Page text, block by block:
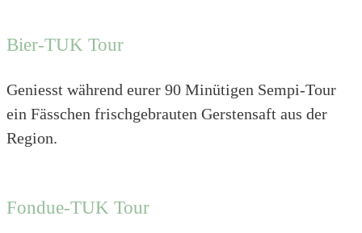
Bier-TUK Tour
Geniesst während eurer 90 Minütigen Sempi-Tour
ein Fässchen frischgebrauten Gerstensaft aus der
Region.
Fondue-TUK Tour